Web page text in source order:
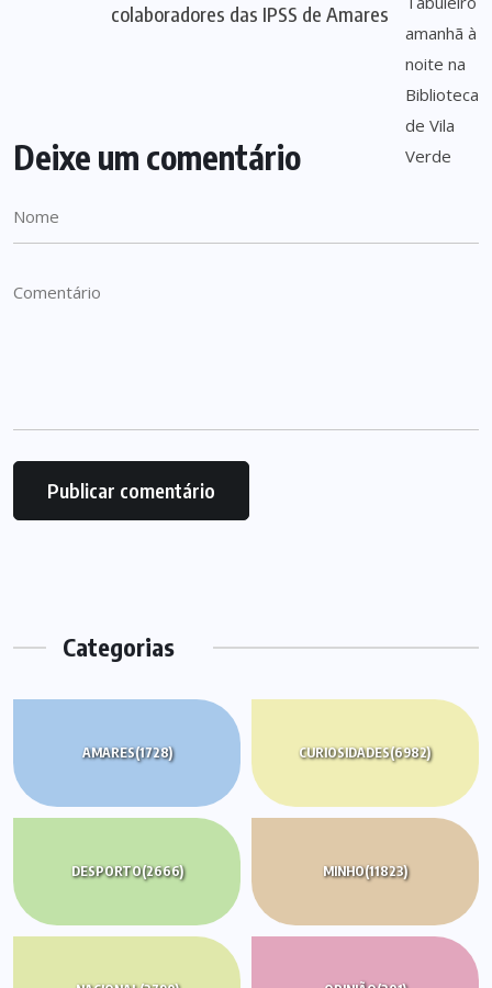
colaboradores das IPSS de Amares
Deixe um comentário
Categorias
AMARES(1728) CURIOSIDADES(6982)
DESPORTO(2666) MINHO(11823)